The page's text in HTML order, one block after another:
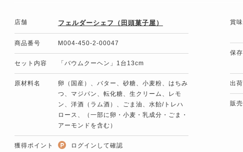
店舗 フェルダーシェフ（田頭菓子屋）
商品番号 M004-450-2-00047
セット内容 「バウムクーヘン」1台13cm
原材料名
卵（国産）、バター、砂糖、小麦粉、はちみ
つ、マジパン、転化糖、生クリーム、レモ
ン、洋酒（ラム酒）、ごま油、水飴/トレハ
ロース、（一部に卵・小麦・乳成分・ごま・
アーモンドを含む）
獲得ポイント ログインして確認
賞
保
出
販